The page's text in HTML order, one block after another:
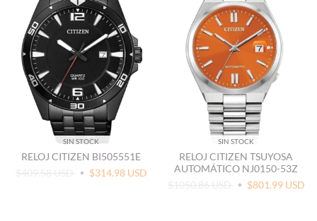
SIN STOCK
RELOJ CITIZEN BI505551E
$409.58 USD
$314.98 USD
SIN STOCK
RELOJ CITIZEN TSUYOSA
AUTOMÁTICO NJ0150-53Z
$1050.86 USD
$801.99 USD